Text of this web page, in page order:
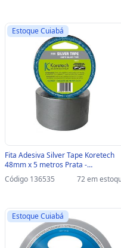
Estoque Cuiabá
Fita Adesiva Silver Tape Koretech
48mm x 5 metros Prata -
22.23.4.0011 - 22.23.4.0011
Código 136535 72 em
Estoque Cuiabá